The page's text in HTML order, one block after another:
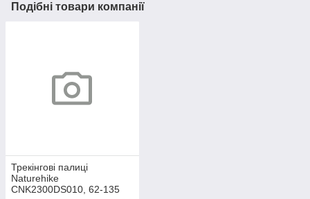
Подібні товари компанії
Трекінгові палиці
Naturehike
CNK2300DS010, 62-135